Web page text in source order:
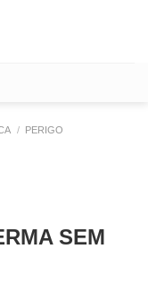
/ PERIGO
SEM